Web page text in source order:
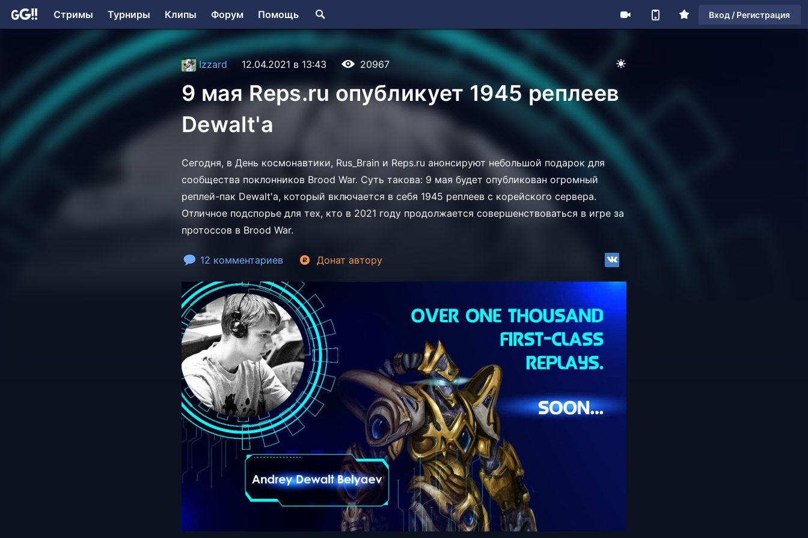
Стримы Турниры Клипы Форум Помощь Вход / Регистрация
Izzard 12.04.2021 в 13:43 20967
9 мая Reps.ru опубликует 1945 реплеев
Dewalt'а
Сегодня, в День космонавтики, Rus_Brain и Reps.ru анонсируют небольшой подарок для
сообщества поклонников Brood War. Суть такова: 9 мая будет опубликован огромный
реплей-пак Dewalt'а, который включается в себя 1945 реплеев с корейского сервера.
Отличное подспорье для тех, кто в 2021 году продолжается совершенствоваться в игре за
протоссов в Brood War.
12 комментариев Донат автору